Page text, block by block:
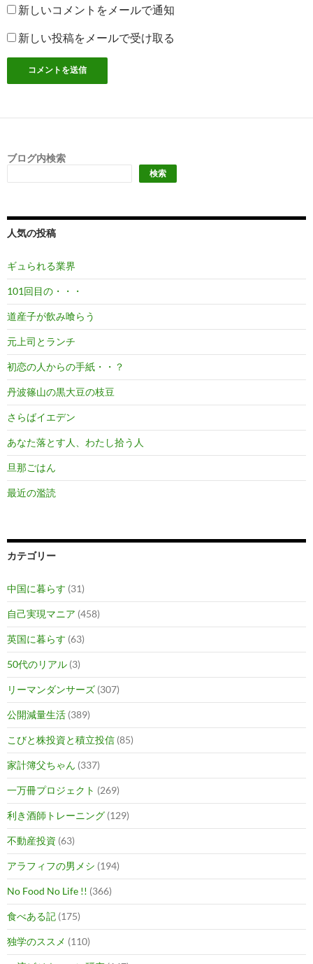
新しいコメントをメールで通知
新しい投稿をメールで受け取る
ブログ内検索
検索
人気の投稿
ギュられる業界
101回目の・・・
道産子が飲み喰らう
元上司とランチ
初恋の人からの手紙・・？
丹波篠山の黒大豆の枝豆
さらばイエデン
あなた落とす人、わたし拾う人
旦那ごはん
最近の濫読
カテゴリー
中国に暮らす (31)
自己実現マニア (458)
英国に暮らす (63)
50代のリアル (3)
リーマンダンサーズ (307)
公開減量生活 (389)
こびと株投資と積立投信 (85)
家計簿父ちゃん (337)
一万冊プロジェクト (269)
利き酒師トレーニング (129)
不動産投資 (63)
アラフィフの男メシ (194)
No Food No Life !! (366)
食べある記 (175)
独学のススメ (110)